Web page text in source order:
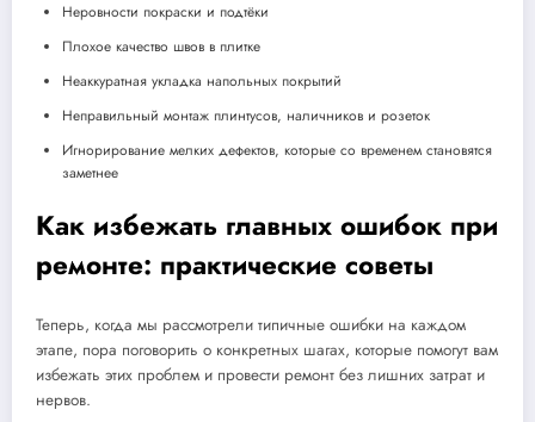
Неровности покраски и подтёки
Плохое качество швов в плитке
Неаккуратная укладка напольных покрытий
Неправильный монтаж плинтусов, наличников и розеток
Игнорирование мелких дефектов, которые со временем становятся
заметнее
Как избежать главных ошибок при
ремонте: практические советы
Теперь, когда мы рассмотрели типичные ошибки на каждом
этапе, пора поговорить о конкретных шагах, которые помогут вам
избежать этих проблем и провести ремонт без лишних затрат и
нервов.